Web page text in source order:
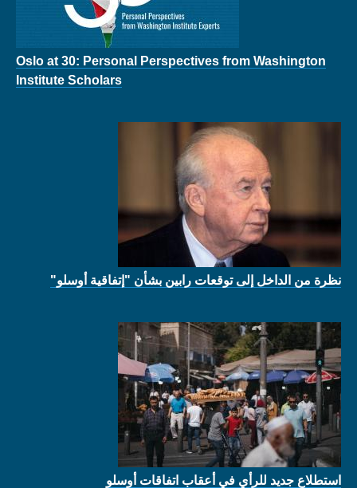
Oslo at 30: Personal Perspectives from Washington
Institute Scholars
نظرة من الداخل إلى توقعات رابين بشأن "إتفاقية أوسلو"
استطلاع جديد للرأي في أعقاب اتفاقات أوسلو